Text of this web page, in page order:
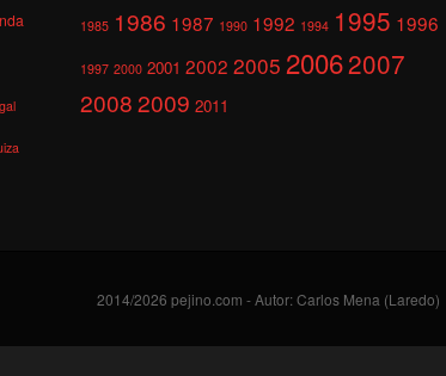
1985 1986 1987 1990 1992 1994 1995 1996
1997 2000 2001 2002 2005 20062007
20082009 2011
2014/2026 pejino.com - Autor: Carlos Mena (Laredo)